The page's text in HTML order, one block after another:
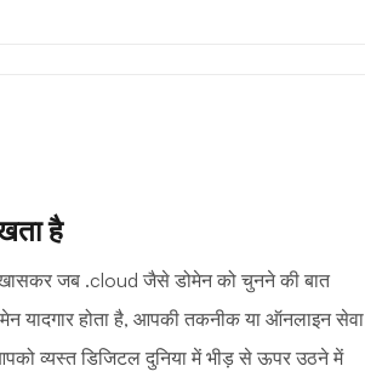
है
खासकर जब .cloud जैसे डोमेन को चुनने की बात
यादगार होता है, आपकी तकनीक या ऑनलाइन सेवा
व्यस्त डिजिटल दुनिया में भीड़ से ऊपर उठने में